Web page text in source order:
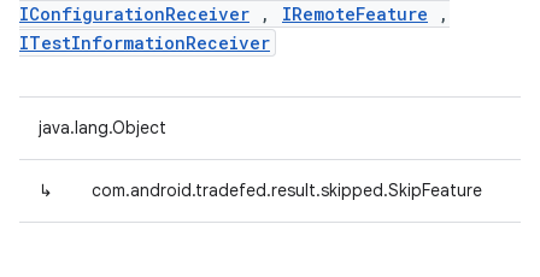
IConfigurationReceiver , IRemoteFeature ,
ITestInformationReceiver
java.lang.Object
↳ com.android.tradefed.result.skipped.SkipFeature